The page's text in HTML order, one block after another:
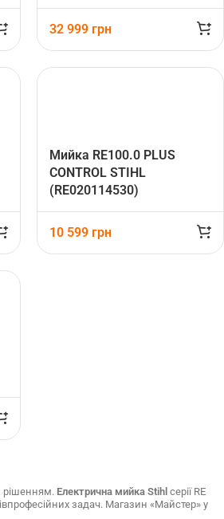
32 999 грн
Мийка RE100.0 PLUS
CONTROL STIHL
(RE020114530)
10 599 грн
рішенням. Електрична мийка Stihl серії RE
задач. Магазин «Майстер» у